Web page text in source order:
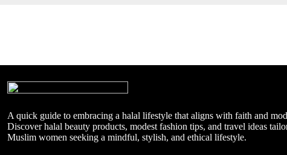
A quick guide to embracing a halal lifestyle that aligns with faith and
Discover halal beauty products, modest fashion tips, and travel ideas
Muslim women seeking a mindful, stylish, and ethical lifestyle.